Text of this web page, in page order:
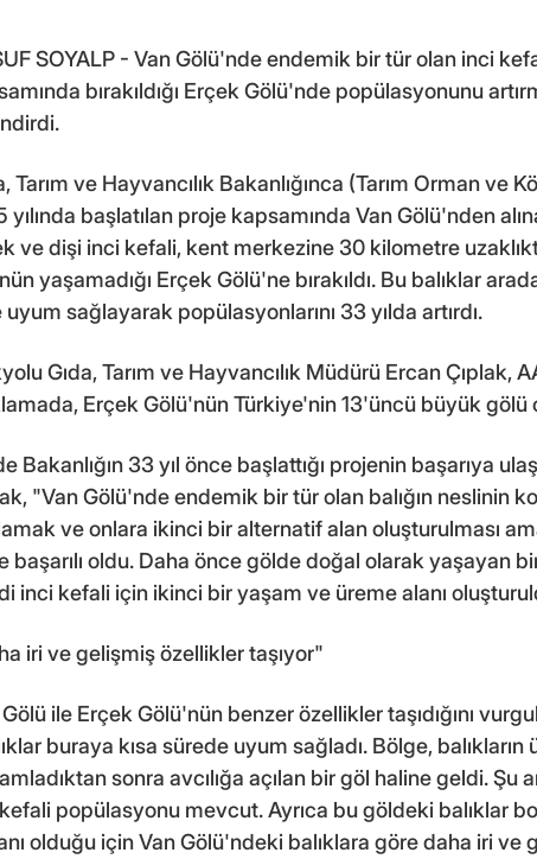
SOYALP - Van Gölü'nde endemik bir tür olan inci
bırakıldığı Erçek Gölü'nde popülasyonunu
Tarım ve Hayvancılık Bakanlığınca (Tarım Orman ve
yılında başlatılan proje kapsamında Van Gölü'nden
ve dişi inci kefali, kent merkezine 30 kilometre
yaşamadığı Erçek Gölü'ne bırakıldı. Bu balıklar
uyum sağlayarak popülasyonlarını 33 yılda artırdı.
Gıda, Tarım ve Hayvancılık Müdürü Ercan Çıplak,
Erçek Gölü'nün Türkiye'nin 13'üncü büyük
Bakanlığın 33 yıl önce başlattığı projenin başarıya
"Van Gölü'nde endemik bir tür olan balığın neslinin
ve onlara ikinci bir alternatif alan oluşturulması
başarılı oldu. Daha önce gölde doğal olarak yaşayan
inci kefali için ikinci bir yaşam ve üreme alanı
iri ve gelişmiş özellikler taşıyor"
ile Erçek Gölü'nün benzer özellikler taşıdığını
buraya kısa sürede uyum sağladı. Bölge,
sonra avcılığa açılan bir göl haline geldi. Şu
popülasyonu mevcut. Ayrıca bu göldeki balıklar
olduğu için Van Gölü'ndeki balıklara göre daha iri ve